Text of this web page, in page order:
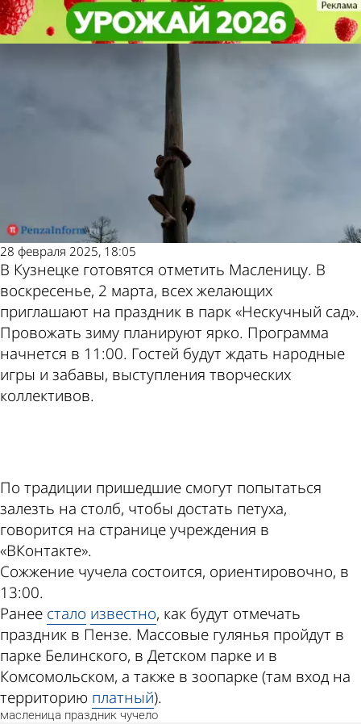
2 марта кузнечан ждут на
Масленицу в парке
Общество
28 февраля 2025, 18:05
В Кузнецке готовятся отметить Масленицу. В
воскресенье, 2 марта, всех желающих
приглашают на праздник в парк «Нескучный сад».
Провожать зиму планируют ярко. Программа
начнется в 11:00. Гостей будут ждать народные
игры и забавы, выступления творческих
коллективов.
По традиции пришедшие смогут попытаться
залезть на столб, чтобы достать петуха,
говорится на странице учреждения в
«ВКонтакте».
Сожжение чучела состоится, ориентировочно, в
13:00.
Ранее стало известно, как будут отмечать
праздник в Пензе. Массовые гулянья пройдут в
парке Белинского, в Детском парке и в
Комсомольском, а также в зоопарке (там вход на
территорию платный).
масленица праздник чучело
2 марта кузнечан ждут на
Масленицу в парке
Общество
Другие новости по
Погода и курсы
валют в Пензе